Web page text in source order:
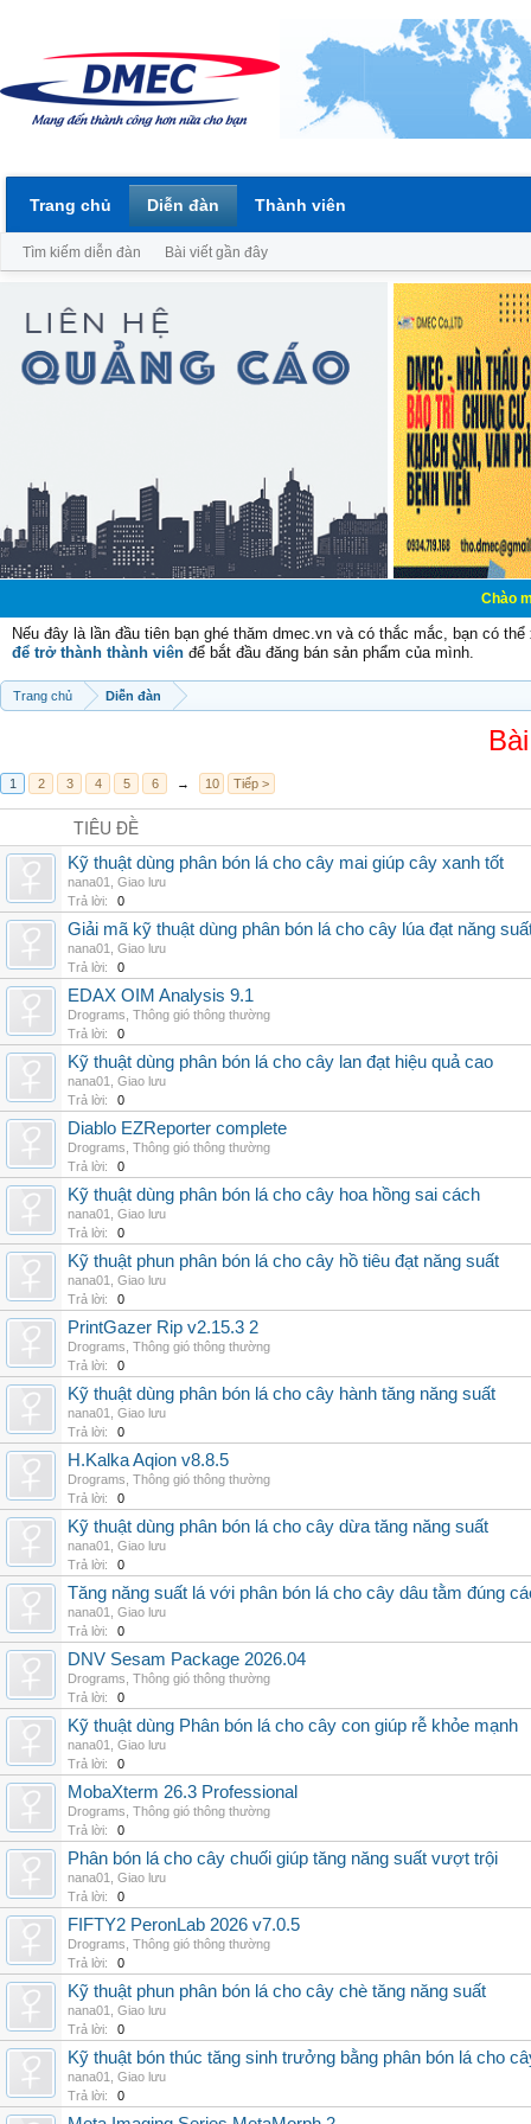
Chào mừng các
Nếu đây là lần đầu tiên bạn ghé thăm dmec.vn và có thắc mắc, bạn có
để trở thành thành viên để bắt đầu đăng bán sản phẩm của mình.
Trang chủ Diễn đàn
1 2 3 4 5 6 → 10 Tiếp >
TIÊU ĐỀ
Kỹ thuật dùng phân bón lá cho cây mai giúp cây xanh tốt
nana01
Giao lưu
Trả lời:
0
Giải mã kỹ thuật dùng phân bón lá cho cây lúa đạt năng
nana01
Giao lưu
Trả lời:
0
EDAX OIM Analysis 9.1
Drograms Thông gió thông thường
Trả lời:
0
Kỹ thuật dùng phân bón lá cho cây lan đạt hiệu quả cao
nana01
Giao lưu
Trả lời:
0
Diablo EZReporter complete
Drograms Thông gió thông thường
Trả lời:
0
Kỹ thuật dùng phân bón lá cho cây hoa hồng sai cách
nana01
Giao lưu
Trả lời:
0
Kỹ thuật phun phân bón lá cho cây hồ tiêu đạt năng suất
nana01
Giao lưu
Trả lời:
0
PrintGazer Rip v2.15.3 2
Drograms Thông gió thông thường
Trả lời:
0
Kỹ thuật dùng phân bón lá cho cây hành tăng năng suất
nana01
Giao lưu
Trả lời:
0
H.Kalka Aqion v8.8.5
Drograms Thông gió thông thường
Trả lời:
0
Kỹ thuật dùng phân bón lá cho cây dừa tăng năng suất
nana01
Giao lưu
Trả lời:
0
Tăng năng suất lá với phân bón lá cho cây dâu tằm đúng
nana01
Giao lưu
Trả lời:
0
DNV Sesam Package 2026.04
Drograms Thông gió thông thường
Trả lời:
0
Kỹ thuật dùng Phân bón lá cho cây con giúp rễ khỏe mạnh
nana01
Giao lưu
Trả lời:
0
MobaXterm 26.3 Professional
Drograms Thông gió thông thường
Trả lời:
0
Phân bón lá cho cây chuối giúp tăng năng suất vượt trội
nana01
Giao lưu
Trả lời:
0
FIFTY2 PeronLab 2026 v7.0.5
Drograms Thông gió thông thường
Trả lời:
0
Kỹ thuật phun phân bón lá cho cây chè tăng năng suất
nana01
Giao lưu
Trả lời:
0
Kỹ thuật bón thúc tăng sinh trưởng bằng phân bón lá cho
nana01
Giao lưu
Trả lời:
0
Trang chủ Diễn đàn
Tìm kiếm diễn đàn Bài viết gần đây
Thành viên